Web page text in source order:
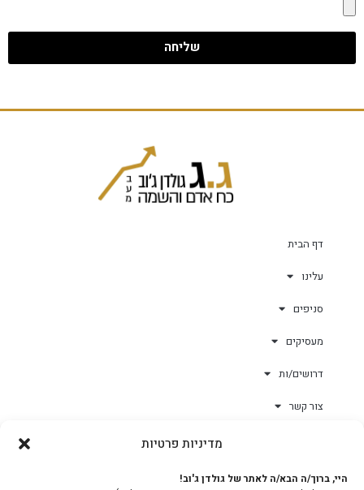
מדיניות פרטיות
היי, ברוך/ה הבא/ה לאתר של גולדן ג'וב!
שליחה
דף הבית
עלינו
סניפים
מעסיקים
דרושים/ות
צור קשר